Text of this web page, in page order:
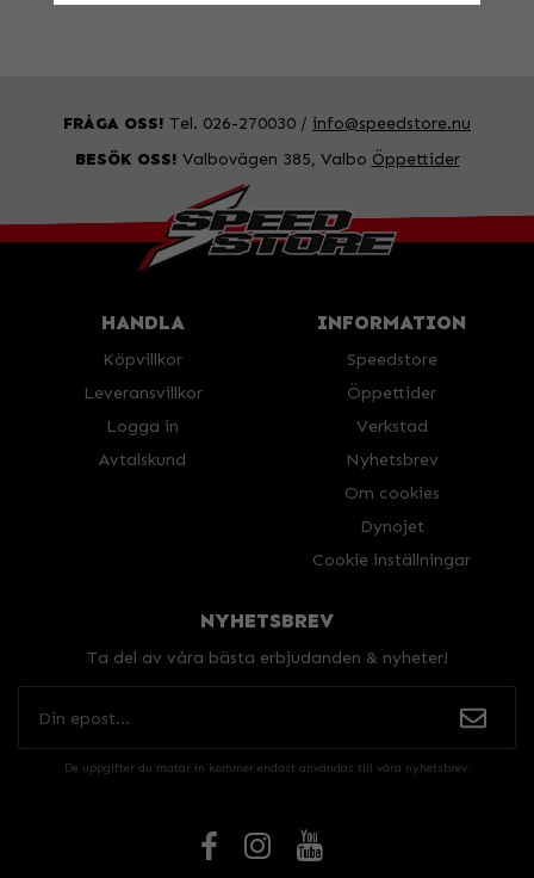
FRÅGA OSS! Tel. 026-270030 / info@speedstore.nu
BESÖK OSS! Valbovägen 385, Valbo Öppettider
HANDLA
Köpvillkor
Leveransvillkor
Logga in
Avtalskund
INFORMATION
Speedstore
Öppettider
Verkstad
Nyhetsbrev
Om cookies
Dynojet
Cookie inställningar
NYHETSBREV
Ta del av våra bästa erbjudanden & nyheter!
De uppgifter du matar in kommer endast användas till våra nyhetsbrev.